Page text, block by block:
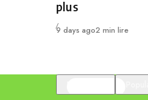
plus
Publié
9 days ago2 min lire